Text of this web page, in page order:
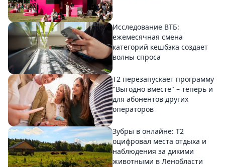
Исследование ВТБ:
ежемесячная смена
категорий кешбэка создает
волны спроса
Т2 перезапускает программу
"Выгодно вместе" – теперь и
для абонентов других
операторов
Зубры в онлайне: Т2
оцифровал места отдыха и
наблюдения за дикими
животными в Ленобласти